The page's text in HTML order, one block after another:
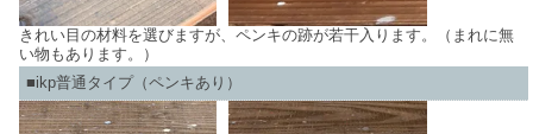
きれい目の材料を選びますが、ペンキの跡が若干入ります。（まれに無
い物もあります。）
■ikp普通タイプ（ペンキあり）